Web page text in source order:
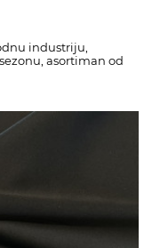
industriju,
asortiman od